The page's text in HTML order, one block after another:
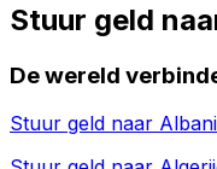
Stuur geld
De wereld
Stuur geld naar